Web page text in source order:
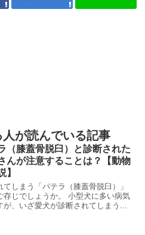
が読んでいる記事
（膝蓋骨脱臼）と診断された
んが注意することは？【動物
】
しまう「パテラ（膝蓋骨脱臼）」
存じでしょうか。 小型犬に多い病気
が、いざ愛犬が診断されてしまう...